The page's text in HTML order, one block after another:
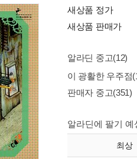
새상품 정가
새상품 판매가
알라딘 중고(12)
이 광활한 우주점
판매자 중고(351)
알라딘에 팔기 예
최상